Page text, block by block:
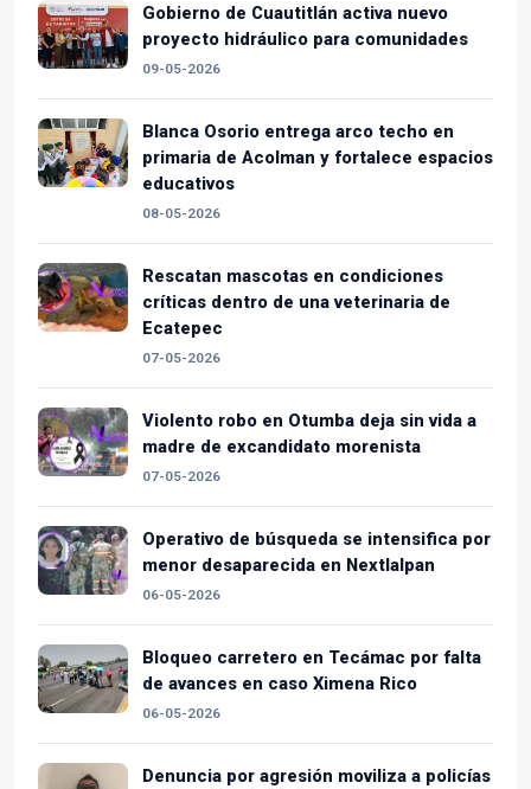
Gobierno de Cuautitlán activa nuevo
proyecto hidráulico para comunidades
09-05-2026
Blanca Osorio entrega arco techo en
primaria de Acolman y fortalece espacios
educativos
08-05-2026
Rescatan mascotas en condiciones
críticas dentro de una veterinaria de
Ecatepec
07-05-2026
Violento robo en Otumba deja sin vida a
madre de excandidato morenista
07-05-2026
Operativo de búsqueda se intensifica por
menor desaparecida en Nextlalpan
06-05-2026
Bloqueo carretero en Tecámac por falta
de avances en caso Ximena Rico
06-05-2026
Denuncia por agresión moviliza a policías